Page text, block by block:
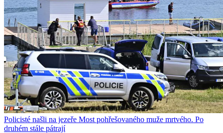
Policisté našli na jezeře Most pohřešovaného muže mrtvého. Po
druhém stále pátrají